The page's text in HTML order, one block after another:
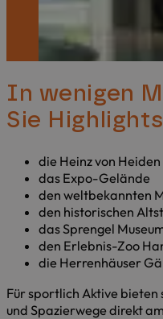
In wenigen
Sie
die Heinz von
das Expo-Gelände
den weltbekannten
den historischen
das Sprengel
den Erlebnis-Zoo
die Herrenhäuser
Für sportlich Aktive
und Spazierwege direkt